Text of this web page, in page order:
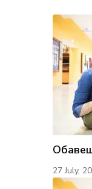
27 July,